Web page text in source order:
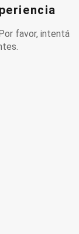
favor, intentá